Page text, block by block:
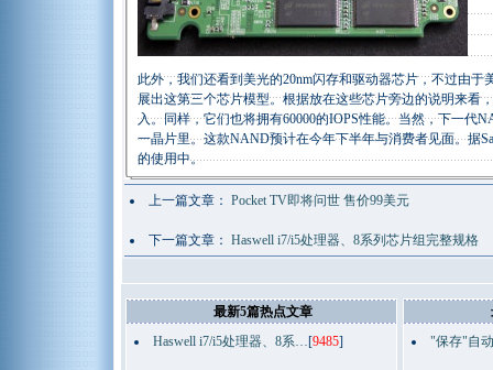
此外，我们还看到美光的20nm闪存和驱动器芯片，不过由于
展出这第三个芯片模型。根据放在这些芯片旁边的说明来看
入。同样，它们也将拥有60000的IOPS性能。当然，下一代
一晶片里。这款NAND预计在今年下半年与消费者见面。据
的使用中。
上一篇文章： Pocket TV即将问世 售价99美元
下一篇文章： Haswell i7/i5处理器、8系列芯片组完整规格
最新5篇热点文章
Haswell i7/i5处理器、8系…[9485]
"保存"自